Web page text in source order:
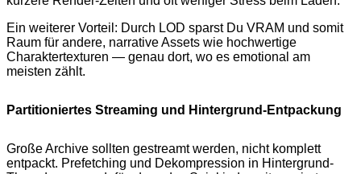
Ein weiterer Vorteil: Durch LOD sparst Du VRAM und somit
Raum für andere, narrative Assets wie hochwertige
Charaktertexturen — genau dort, wo es emotional am
meisten zählt.
Partitioniertes Streaming und Hintergrund-Entpackung
Große Archive sollten gestreamt werden, nicht komplett
entpackt. Prefetching und Dekompression in Hintergrund-